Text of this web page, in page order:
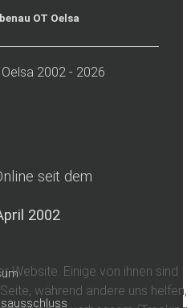
OT Oelsa
2002 - 2026
seit dem
2002
Website. Einige von ihnen sind
während andere uns helfen,